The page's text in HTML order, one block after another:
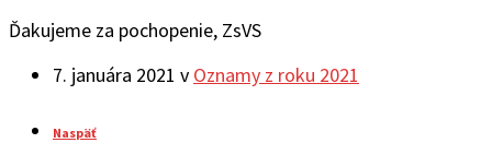
Ďakujeme za pochopenie, ZsVS
7. januára 2021 v Oznamy z roku 2021
Naspäť